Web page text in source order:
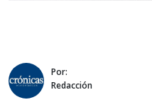
Por:
Redacción